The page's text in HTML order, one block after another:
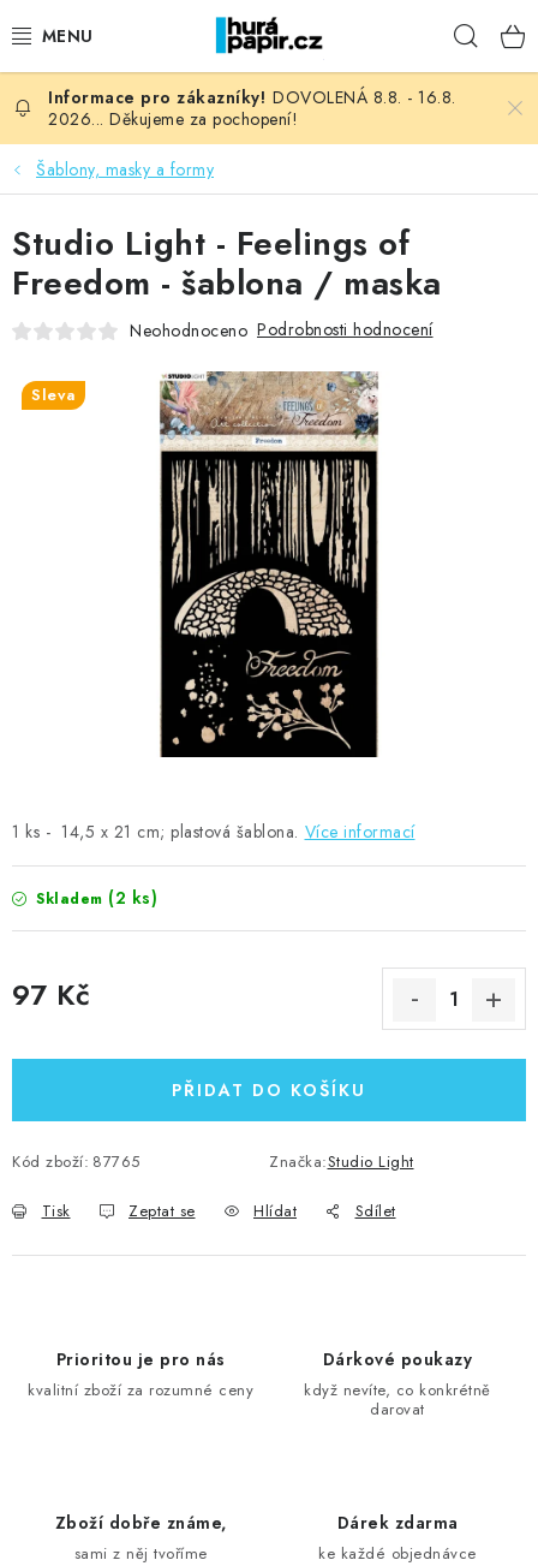
na
NOVINKY
HURÁ DÍLNA
VŠECHNO ZBOŽÍ
KNIHAŘSKÝ MATERIÁL
OBLÍBENÉ ♥️
MOJE OBJEDNÁVKA
Moje objednávka
Hodnocení obchodu
Obchodní podmínky
Podmínky ochrany osobních údajů
Ověřování recenzí
DOVOLENÁ 8.8. - 16.8.
2026... Děkujeme za pochopení!
Šablony, masky a formy
1 ks - 14,5 x 21 cm; plastová šablona. Více informací
Skladem (2 ks)
97 Kč
PŘIDAT DO KOŠÍKU
Kód zboží: 87765 Značka:Studio Light
Tisk Zeptat se Hlídat Sdílet
Studio Light - Feelings of
Freedom - šablona / maska
Neohodnoceno Podrobnosti hodnocení
Sleva
Prioritou je pro nás
kvalitní zboží za rozumné ceny
Dárkové poukazy
když nevíte, co konkrétně
darovat
Zboží dobře známe,
sami z něj tvoříme
Dárek zdarma
ke každé objednávce